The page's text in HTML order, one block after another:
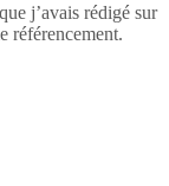
j’avais rédigé sur
référencement.